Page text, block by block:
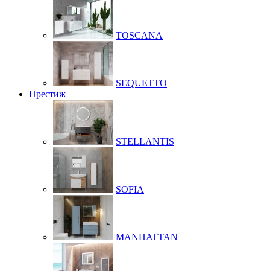
TOSCANA
SEQUETTO
Престиж
STELLANTIS
SOFIA
MANHATTAN